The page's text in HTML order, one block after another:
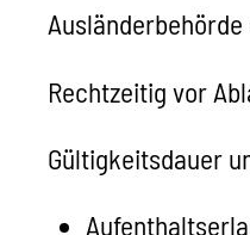
Rechtzeitig vor
Gültigkeitsdauer